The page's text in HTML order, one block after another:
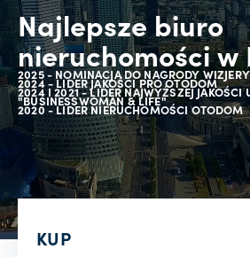
Najlepsze biuro
nieruchomości w
2025 - NOMINACJA DO NAGRODY
2024 - LIDER JAKOŚCI PRO OTODOM
2024 I 2021 - LIDER NAJWYŻSZEJ
"BUSINESSWOMAN & LIFE"
2020 - LIDER NIERUCHOMOŚCI OTODOM